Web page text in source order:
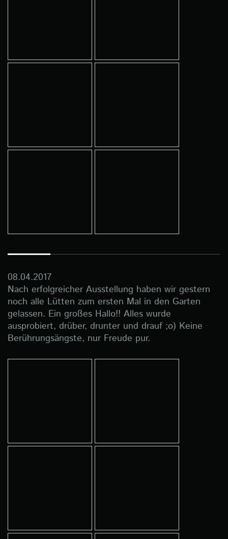
08.04.2017
Nach erfolgreicher Ausstellung haben wir gestern
noch alle Lütten zum ersten Mal in den Garten
gelassen. Ein großes Hallo!! Alles wurde
ausprobiert, drüber, drunter und drauf ;o) Keine
Berührungsängste, nur Freude pur.